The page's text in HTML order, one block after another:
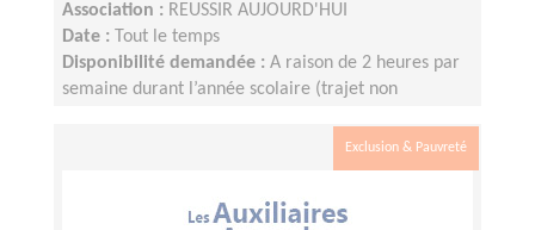
Association : REUSSIR AUJOURD'HUI
Date :
Tout le temps
Disponibilité demandée : A raison de 2 heures par
semaine durant l’année scolaire (trajet non
Nous fonctionnons sur le calendrier scolaire, vos
Exclusion & Pauvreté